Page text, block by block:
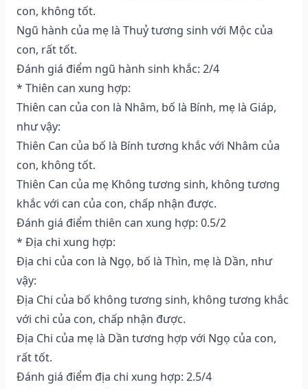
con, không tốt.
Ngũ hành của mẹ là Thuỷ tương sinh với Mộc của
con, rất tốt.
Đánh giá điểm ngũ hành sinh khắc: 2/4
* Thiên can xung hợp:
Thiên can của con là Nhâm, bố là Bính, mẹ là Giáp,
như vậy:
Thiên Can của bố là Bính tương khắc với Nhâm của
con, không tốt.
Thiên Can của mẹ Không tương sinh, không tương
khắc với can của con, chấp nhận được.
Đánh giá điểm thiên can xung hợp: 0.5/2
* Địa chi xung hợp:
Địa chi của con là Ngọ, bố là Thìn, mẹ là Dần, như
vậy:
Địa Chi của bố không tương sinh, không tương khắc
với chi của con, chấp nhận được.
Địa Chi của mẹ là Dần tương hợp với Ngọ của con,
rất tốt.
Đánh giá điểm địa chi xung hợp: 2.5/4